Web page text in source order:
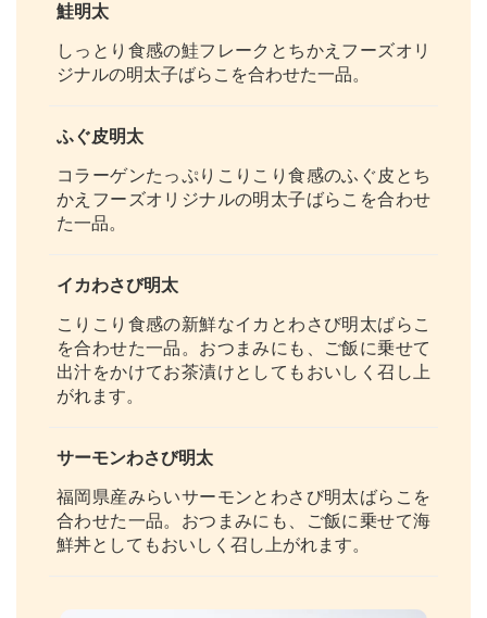
鮭明太
しっとり食感の鮭フレークとちかえフーズオリ
ジナルの明太子ばらこを合わせた一品。
ふぐ皮明太
コラーゲンたっぷりこりこり食感のふぐ皮とち
かえフーズオリジナルの明太子ばらこを合わせ
た一品。
イカわさび明太
こりこり食感の新鮮なイカとわさび明太ばらこ
を合わせた一品。おつまみにも、ご飯に乗せて
出汁をかけてお茶漬けとしてもおいしく召し上
がれます。
サーモンわさび明太
福岡県産みらいサーモンとわさび明太ばらこを
合わせた一品。おつまみにも、ご飯に乗せて海
鮮丼としてもおいしく召し上がれます。